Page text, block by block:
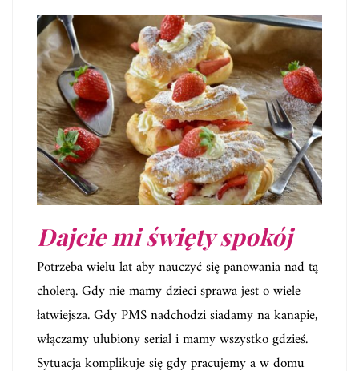
Dajcie mi święty spokój
Potrzeba wielu lat aby nauczyć się panowania nad tą
cholerą. Gdy nie mamy dzieci sprawa jest o wiele
łatwiejsza. Gdy PMS nadchodzi siadamy na kanapie,
włączamy ulubiony serial i mamy wszystko gdzieś.
Sytuacja komplikuje się gdy pracujemy a w domu